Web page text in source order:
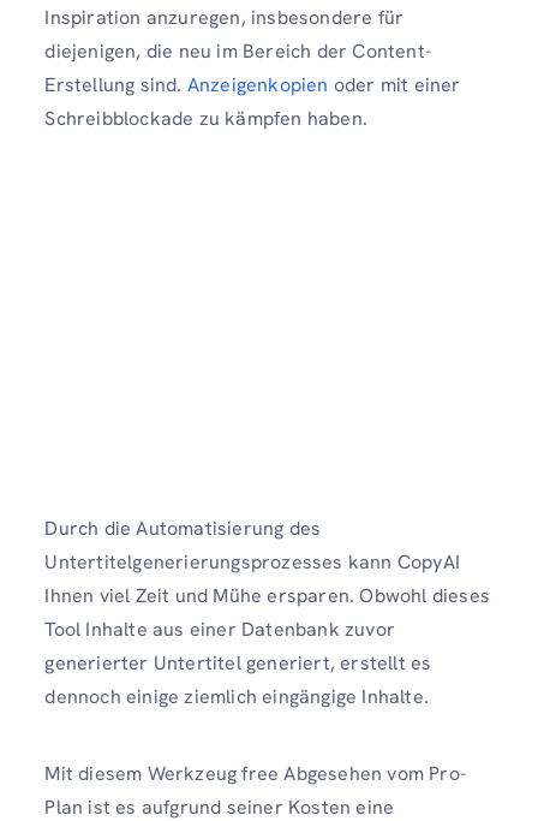
Inspiration anzuregen, insbesondere für
diejenigen, die neu im Bereich der Content-
Erstellung sind. Anzeigenkopien oder mit einer
Schreibblockade zu kämpfen haben.
Durch die Automatisierung des
Untertitelgenerierungsprozesses kann CopyAI
Ihnen viel Zeit und Mühe ersparen. Obwohl dieses
Tool Inhalte aus einer Datenbank zuvor
generierter Untertitel generiert, erstellt es
dennoch einige ziemlich eingängige Inhalte.
Mit diesem Werkzeug free Abgesehen vom Pro-
Plan ist es aufgrund seiner Kosten eine